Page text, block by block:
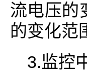
流电压的
的变化范
3.监控